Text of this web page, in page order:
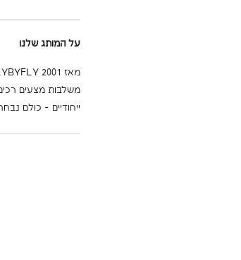
על המותג שלנו
משלבות מצעים
ייחודיים - כולם